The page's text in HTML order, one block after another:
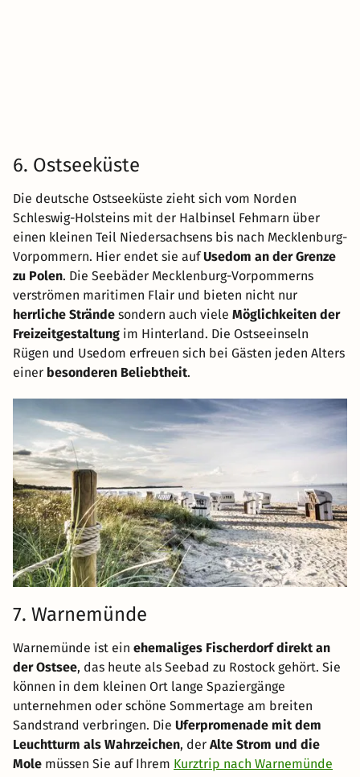
6. Ostseeküste
Die deutsche Ostseeküste zieht sich vom Norden
Schleswig-Holsteins mit der Halbinsel Fehmarn über
einen kleinen Teil Niedersachsens bis nach Mecklenburg-
Vorpommern. Hier endet sie aufUsedom an der Grenze
zu Polen. Die Seebäder Mecklenburg-Vorpommerns
verströmen maritimen Flair und bieten nicht nur
herrliche Strände sondern auch viele Möglichkeiten der
Freizeitgestaltung im Hinterland. Die Ostseeinseln
Rügen und Usedom erfreuen sich bei Gästen jeden Alters
einer besonderen Beliebtheit.
7. Warnemünde
Warnemünde ist ein ehemaliges Fischerdorf direkt an
der Ostsee, das heute als Seebad zu Rostock gehört. Sie
können in dem kleinen Ort lange Spaziergänge
unternehmen oder schöne Sommertage am breiten
Sandstrand verbringen. Die Uferpromenade mit dem
Leuchtturm als Wahrzeichen, der Alte Strom und die
Mole müssen Sie auf Ihrem Kurztrip nach Warnemünde